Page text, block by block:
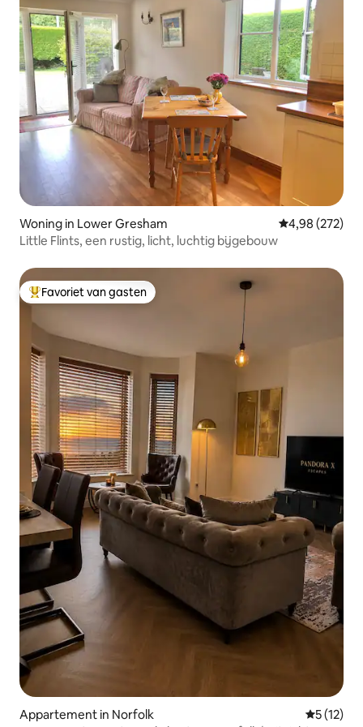
Woning in Lower Gresham Gemiddelde
4,98 (272)
Little Flints, een rustig, licht, luchtig bijgebouw
Topfavoriet van gasten
Favoriet van gasten
Appartement in Norfolk
5 (12)